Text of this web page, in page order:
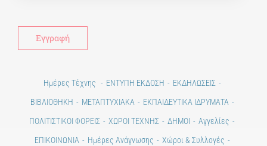
Ημέρες Τέχνης ΕΝΤΥΠΗ ΕΚΔΟΣΗ
ΕΚΔΗΛΩΣΕΙΣ
ΒΙΒΛΙΟΘΗΚΗ
ΜΕΤΑΠΤΥΧΙΑΚΑ
ΕΚΠΑΙΔΕΥΤΙΚΑ ΙΔΡΥΜΑΤΑ
ΠΟΛΙΤΙΣΤΙΚΟΙ ΦΟΡΕΙΣ
ΧΩΡΟΙ ΤΕΧΝΗΣ ΔΗΜΟΙ
Αγγελίες
ΕΠΙΚΟΙΝΩΝΙΑ
Ημέρες Ανάγνωσης
Χώροι & Συλλογές